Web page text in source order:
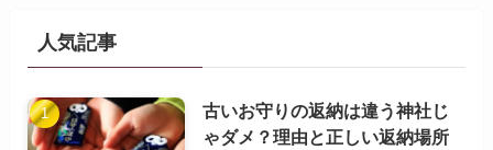
人気記事
古いお守りの返納は違う神社じ
ゃダメ？理由と正しい返納場所